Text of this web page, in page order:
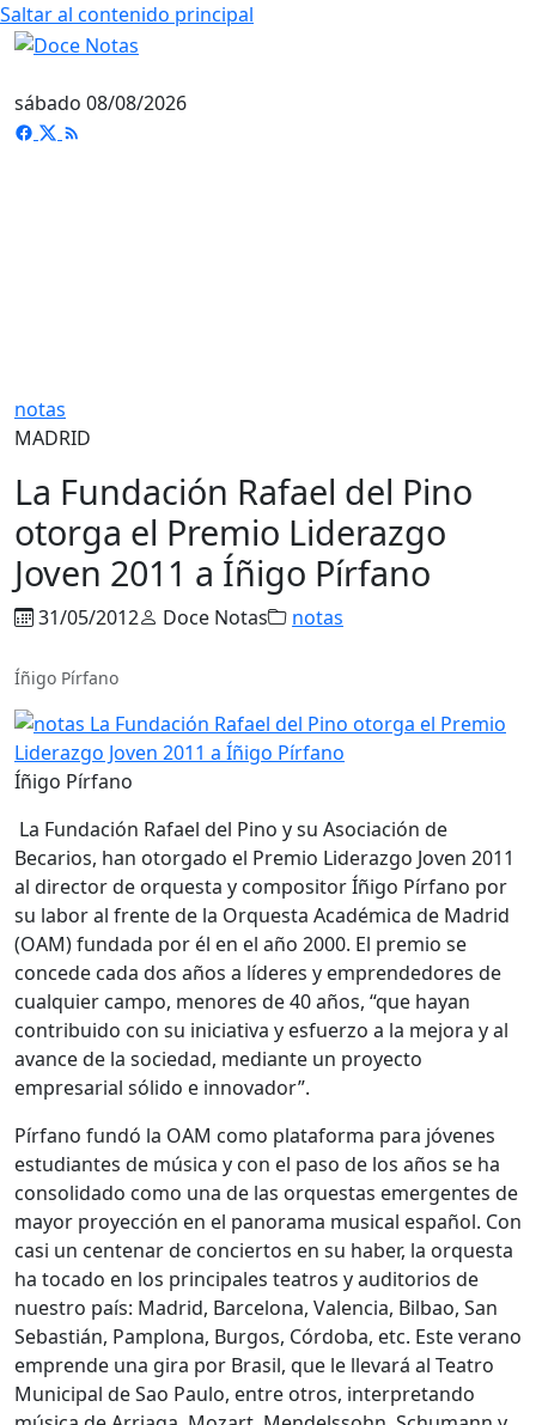
Saltar al contenido principal
sábado 08/08/2026
notas
MADRID
La Fundación Rafael del Pino
otorga el Premio Liderazgo
Joven 2011 a Íñigo Pírfano
31/05/2012 Doce Notas notas
Íñigo Pírfano
Íñigo Pírfano
La Fundación Rafael del Pino y su Asociación de
Becarios, han otorgado el Premio Liderazgo Joven 2011
al director de orquesta y compositor Íñigo Pírfano por
su labor al frente de la Orquesta Académica de Madrid
(OAM) fundada por él en el año 2000. El premio se
concede cada dos años a líderes y emprendedores de
cualquier campo, menores de 40 años, “que hayan
contribuido con su iniciativa y esfuerzo a la mejora y al
avance de la sociedad, mediante un proyecto
empresarial sólido e innovador”.
Pírfano fundó la OAM como plataforma para jóvenes
estudiantes de música y con el paso de los años se ha
consolidado como una de las orquestas emergentes de
mayor proyección en el panorama musical español. Con
casi un centenar de conciertos en su haber, la orquesta
ha tocado en los principales teatros y auditorios de
nuestro país: Madrid, Barcelona, Valencia, Bilbao, San
Sebastián, Pamplona, Burgos, Córdoba, etc. Este verano
emprende una gira por Brasil, que le llevará al Teatro
Municipal de Sao Paulo, entre otros, interpretando